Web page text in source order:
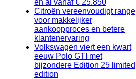
en al vanaf € 25.850
Citroën vereenvoudigt range
voor makkelijker
aankoopproces en betere
klantenervaring
Volkswagen viert een kwart
eeuw Polo GTI met
bijzondere Edition 25 limited
edition